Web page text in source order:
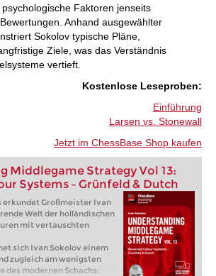
Faktoren jenseits
Anhand ausgewählter
Sokolov typische Pläne,
Ziele, was das Verständnis
vertieft.
:Kostenlose Leseproben
Einführung
Larsen vs. Stonewall
Jetzt im ChessBase Shop kaufen
Middlegame Strategy Vol 13:
Systems – Grünfeld & Dutch
erkundet Großmeister Ivan
Welt der holländischen
mit vertauschten
sich Ivan Sokolov einem
zugleich am wenigsten
des modernen Schachs: